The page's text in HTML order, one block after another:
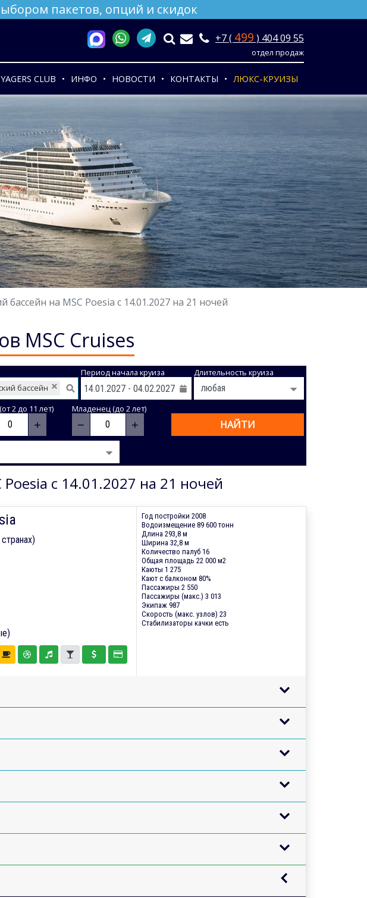
пакетов, опций и скидок
+7 ( 499 ) 404 09 55
отдел продаж
CLUB ИНФО НОВОСТИ КОНТАКТЫ ЛЮКС-КРУИЗЫ
бассейн на MSC Poesia с 14.01.2027 на 21 ночей
MSC Cruises
бассейн
Период начала круиза Длительность круиза
2 до 11 лет)
+
Младенец (до 2 лет)
− + НАЙТИ
с 14.01.2027 на 21 ночей
Год постройки 2008
Водоизмещение 89 600 тонн
Длина 293,8 м
Ширина 32,8 м
Количество палуб 16
Общая площадь 22 000 м2
Каюты 1 275
Кают с балконом 80%
Пассажиры 2 550
Пассажиры (макс.) 3 013
Экипаж 987
Скорость (макс. узлов) 23
Стабилизаторы качки есть